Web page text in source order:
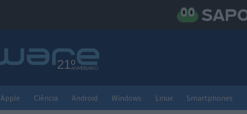
Apple Ciência Android Windows Linux Smartphones